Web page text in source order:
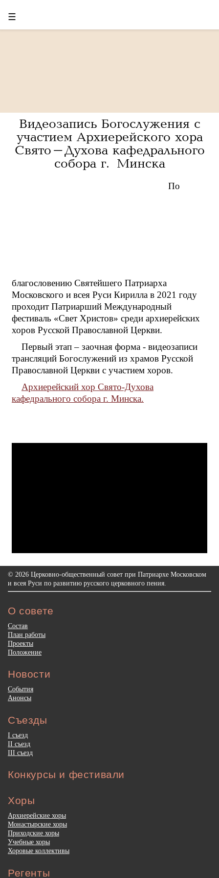
☰
Видеозапись Богослужения с
участием Архиерейского хора
Свято-Духова кафедрального
собора г. Минска
По
благословению Святейшего Патриарха
Московского и всея Руси Кирилла в 2021 году
проходит Патриарший Международный
фестиваль «Свет Христов» среди архиерейских
хоров Русской Православной Церкви.
Первый этап – заочная форма - видеозаписи
трансляций Богослужений из храмов Русской
Православной Церкви с участием хоров.
Архиерейский хор Свято-Духова
кафедрального собора г. Минска.
© 2026 Церковно-общественный совет при Патриархе Московском
и всея Руси по развитию русского церковного пения.
О совете
Состав
План работы
Проекты
Положение
Новости
События
Анонсы
Съезды
I съезд
II съезд
III съезд
Конкурсы и фестивали
Хоры
Архиерейские хоры
Монастырские хоры
Приходские хоры
Учебные хоры
Хоровые коллективы
Регенты